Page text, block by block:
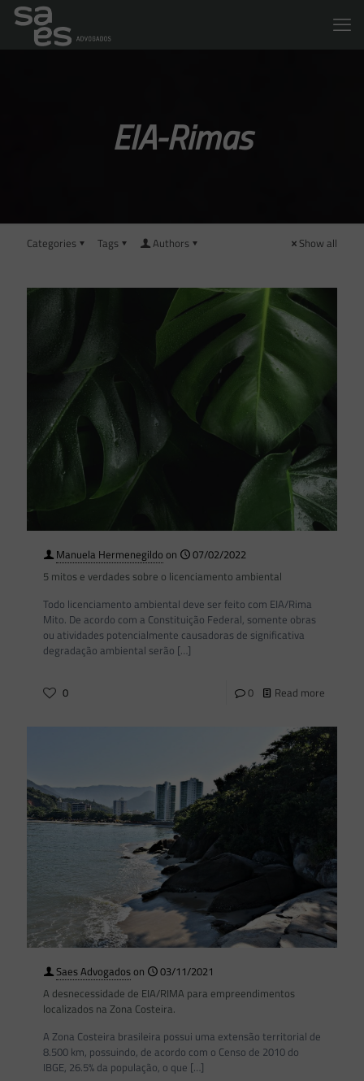
EIA-Rimas
Categories Tags Authors Show all
Manuela Hermenegildo on
07/02/2022
5 mitos e verdades sobre o licenciamento ambiental
Todo licenciamento ambiental deve ser feito com EIA/Rima
Mito. De acordo com a Constituição Federal, somente obras
ou atividades potencialmente causadoras de significativa
degradação ambiental serão […]
0 0 Read more
Saes Advogadoson
03/11/2021
A desnecessidade de EIA/RIMA para empreendimentos
localizados na Zona Costeira.
A Zona Costeira brasileira possui uma extensão territorial de
8.500 km, possuindo, de acordo com o Censo de 2010 do
IBGE, 26.5% da população, o que […]